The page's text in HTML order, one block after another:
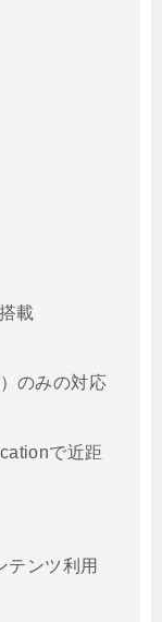
載
のみの対応
で近距
テンツ利用